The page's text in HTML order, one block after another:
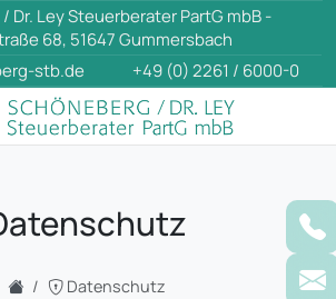
Dr. Ley Steuerberater PartG mbB -
68, 51647 Gummersbach
stb.de
+49 (0) 2261 / 6000-0
Datenschutz